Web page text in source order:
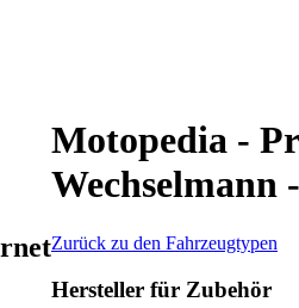
Motopedia -
Wechselmann
Zurück zu den Fahrzeugtypen
Hersteller für Zubehör